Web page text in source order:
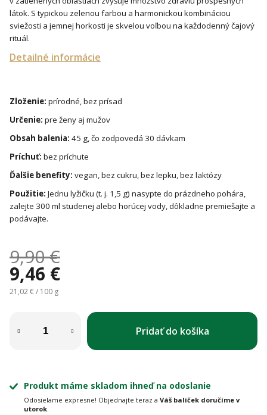
látok. S typickou zelenou farbou a harmonickou kombináciou
sviežosti a jemnej horkosti je skvelou voľbou na každodenný čajový
rituál.
Detailné informácie
Zloženie: prírodné, bez prísad
Určenie: pre ženy aj mužov
Obsah balenia: 45 g, čo zodpovedá 30 dávkam
Príchuť: bez príchute
Ďalšie benefity: vegan, bez cukru, bez lepku, bez laktózy
Použitie: Jednu lyžičku (t. j. 1,5 g) nasypte do prázdneho pohára,
zalejte 300 ml studenej alebo horúcej vody, dôkladne premiešajte a
podávajte.
9,90 €
9,46 €
Jednotková cena:
21,02 € / 100 g
Pridať do košíka
Produkt máme skladom ihneď na odoslanie
Odosielame expresne! Objednajte teraz a Váš balíček doručíme v
utorok.